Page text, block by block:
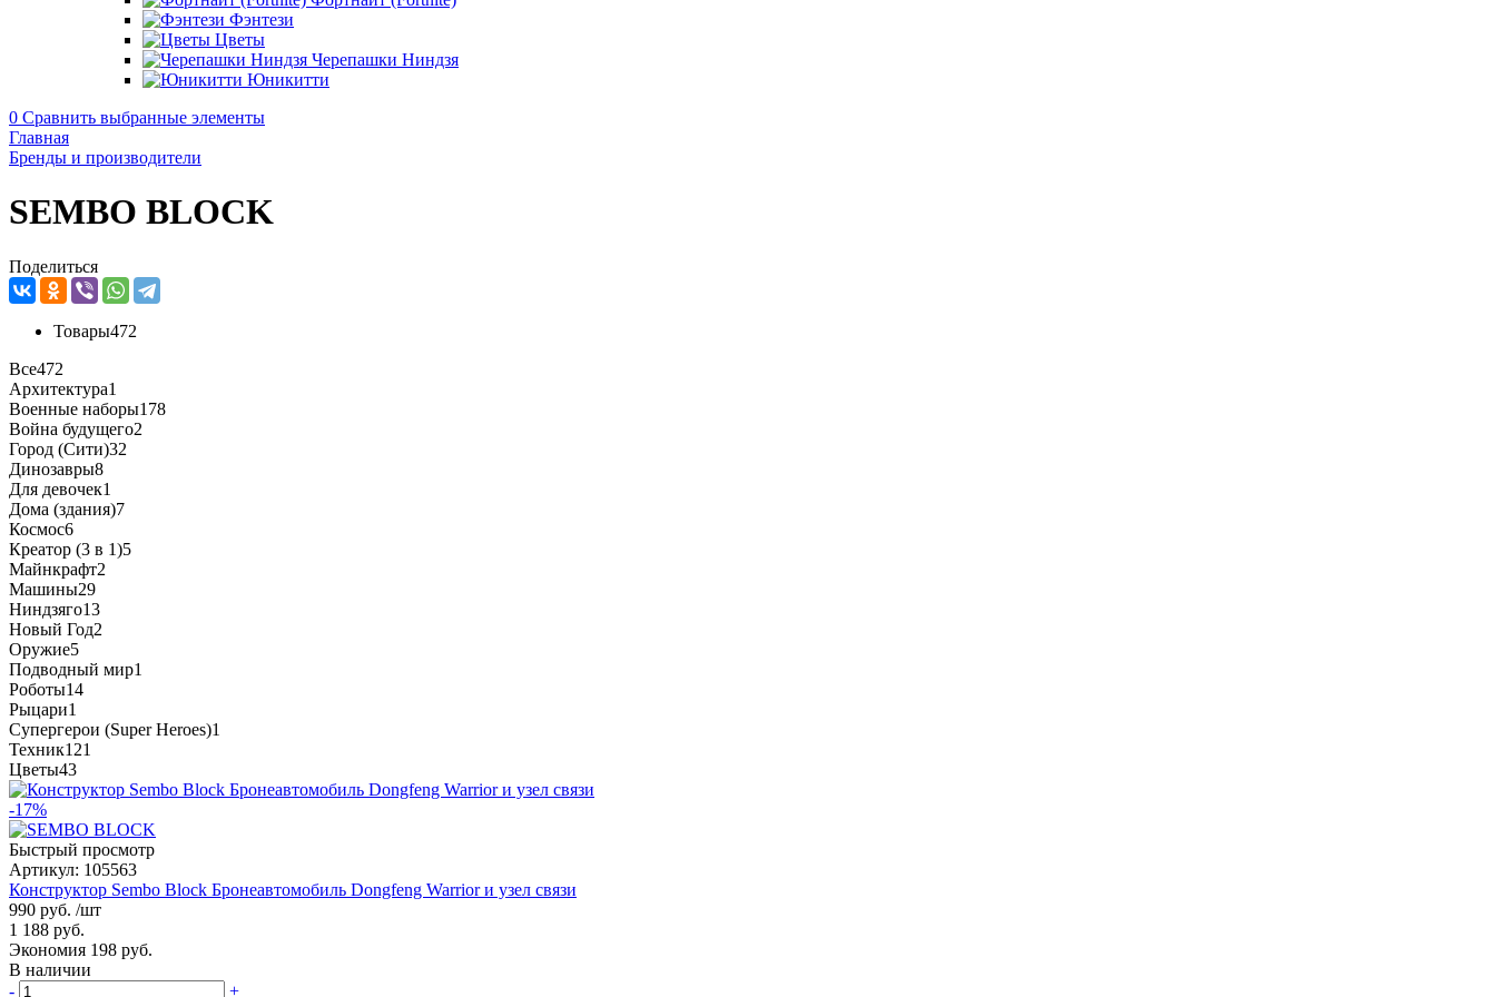
Фэнтези
Цветы
Черепашки Ниндзя
Юникитти
0 Сравнить выбранные элементы
Главная
Бренды и производители
SEMBO BLOCK
Поделиться
Товары472
Все472
Архитектура1
Военные наборы178
Война будущего2
Город (Сити)32
Динозавры8
Для девочек1
Дома (здания)7
Космос6
Креатор (3 в 1)5
Майнкрафт2
Машины29
Ниндзяго13
Новый Год2
Оружие5
Подводный мир1
Роботы14
Рыцари1
Супергерои (Super Heroes)1
Техник121
Цветы43
-17%
Быстрый просмотр
Артикул: 105563
Конструктор Sembo Block Бронеавтомобиль Dongfeng Warrior и узел связи
990 руб. /шт
1 188 руб.
Экономия 198 руб.
В наличии
-
+